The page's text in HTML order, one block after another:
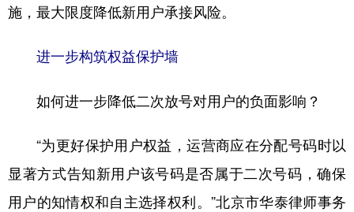
施，最大限度降低新用户承接风险。
进一步构筑权益保护墙
如何进一步降低二次放号对用户的负面影响？
“为更好保护用户权益，运营商应在分配号码时以
显著方式告知新用户该号码是否属于二次号码，确保
用户的知情权和自主选择权利。”北京市华泰律师事务